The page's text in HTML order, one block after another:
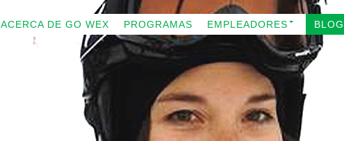
ACERCA DE GO WEX PROGRAMAS EMPLEADORES BLOG